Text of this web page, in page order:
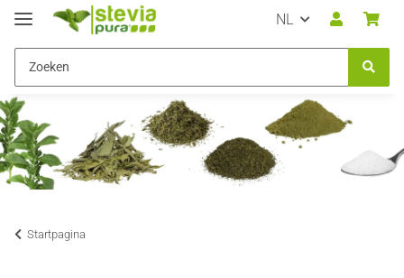
NL
Startpagina